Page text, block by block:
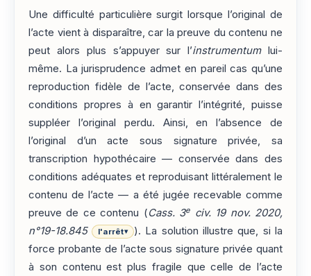
Une difficulté particulière surgit lorsque l’original de
l’acte vient à disparaître, car la preuve du contenu ne
peut alors plus s’appuyer sur l’instrumentumlui-
même. La jurisprudence admet en pareil cas qu’une
reproduction fidèle de l’acte, conservée dans des
conditions propres à en garantir l’intégrité, puisse
suppléer l’original perdu. Ainsi, en l’absence de
l’original d’un acte sous signature privée, sa
transcription hypothécaire — conservée dans des
conditions adéquates et reproduisant littéralement le
contenu de l’acte — a été jugée recevable comme
preuve de ce contenu (Cass. 3e civ. 19 nov. 2020,
n°19-18.845
l'arrêt▾
). La solution illustre que, si la
force probante de l’acte sous signature privée quant
à son contenu est plus fragile que celle de l’acte